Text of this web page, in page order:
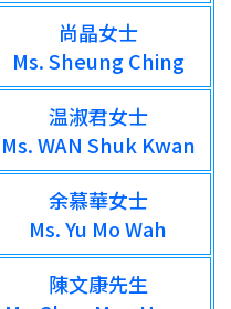
尚晶女士
Ms. Sheung Ching
温淑君女士
Ms. WAN Shuk Kwan
余慕華女士
Ms. Yu Mo Wah
陳文康先生